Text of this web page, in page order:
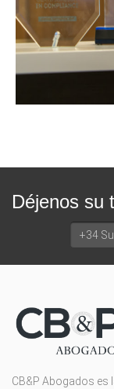
Déjenos su
CB&P Abogados es